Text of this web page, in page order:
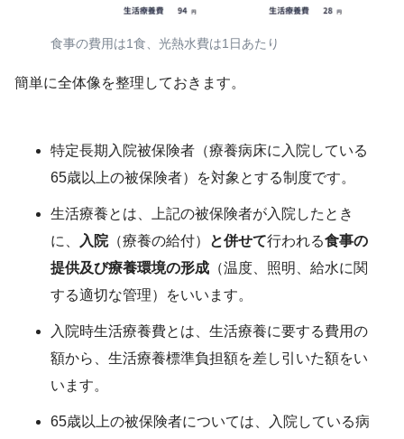
食事の費用は1食、光熱水費は1日あたり
簡単に全体像を整理しておきます。
特定長期入院被保険者（療養病床に入院している
65歳以上の被保険者）を対象とする制度です。
生活療養とは、上記の被保険者が入院したとき
に、
入院（療養の給付） と併せて行われる食事の
提供及び療養環境の形成 （温度、照明、給水に関
する適切な管理）をいいます。
入院時生活療養費とは、生活療養に要する費用の
額から、生活療養標準負担額を差し引いた額をい
います。
65歳以上の被保険者については、入院している病